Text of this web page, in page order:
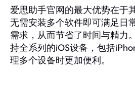
爱思助手官网的最大优势在于
无需安装多个软件即可满足日
需求，从而节省了时间与精力
持全系列的iOS设备，包括
理多个设备时更加便利。